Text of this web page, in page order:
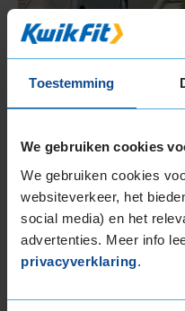
Toestemming
We gebruiken cookies
We gebruiken cookies
websiteverkeer, het
social media) en het
advertenties. Meer info
privacyverklaring.
Verschil tussen
balanceren
Uitlijnen en
elkaar gehaald. Bij het
de stand van de
bijgesteld, voor een